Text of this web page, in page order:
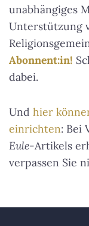
unabhängiges
Unterstützung
Abonnent:in!
dabei.
Und hier
einrichten: Bei
Eule-Artikels
verpassen Sie